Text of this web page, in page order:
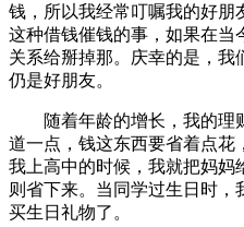
钱，所以我经常叮嘱我的好朋
这种借钱催钱的事，如果在当
关系给掰掉那。庆幸的是，我
仍是好朋友。
随着年龄的增长，我的理
道一点，钱这东西要省着点花
我上高中的时候，我就把妈妈
则省下来。当同学过生日时
买生日礼物了。